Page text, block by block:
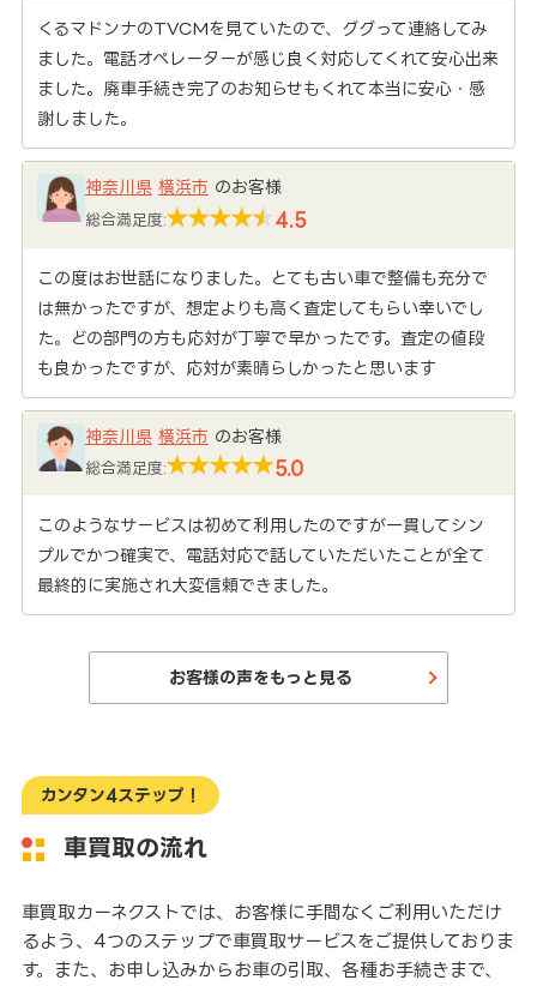
くるマドンナのTVCMを見ていたので、ググって連絡してみ
ました。電話オペレーターが感じ良く対応してくれて安心出来
ました。廃車手続き完了のお知らせもくれて本当に安心・感
謝しました。
神奈川県 横浜市 のお客様
総合満足度: 4.5
この度はお世話になりました。とても古い車で整備も充分で
は無かったですが、想定よりも高く査定してもらい幸いでし
た。どの部門の方も応対が丁寧で早かったです。査定の値段
も良かったですが、応対が素晴らしかったと思います
神奈川県 横浜市 のお客様
総合満足度: 5.0
このようなサービスは初めて利用したのですが一貫してシン
プルでかつ確実で、電話対応で話していただいたことが全て
最終的に実施され大変信頼できました。
お客様の声をもっと見る
カンタン4ステップ！
車買取の流れ
車買取カーネクストでは、お客様に手間なくご利用いただけ
るよう、4つのステップで車買取サービスをご提供しておりま
す。また、お申し込みからお車の引取、各種お手続きまで、